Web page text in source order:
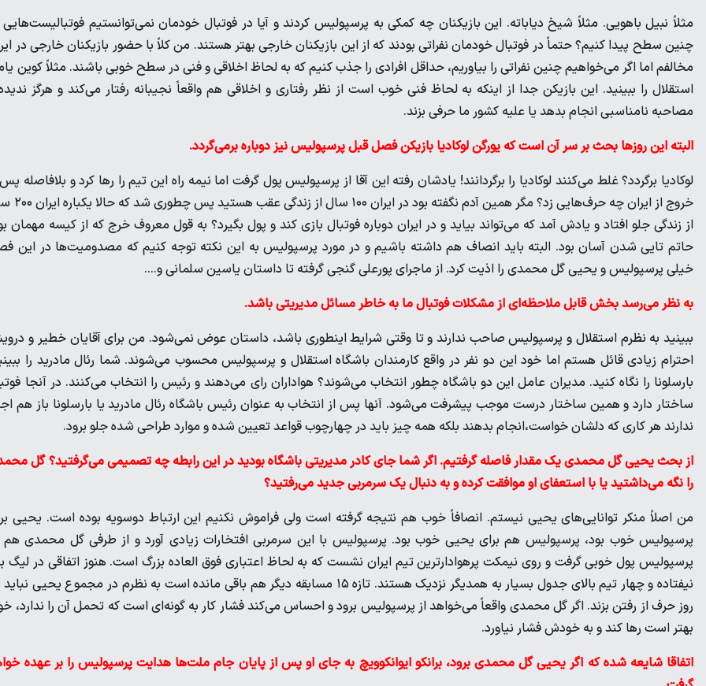
مثلاً نبیل باهویی. مثلاً شیخ دیاباته. این بازیکنان چه کمکی به پرسپولیس کردند و آیا در فوتبال خودمان نمی‌توانستیم
چنین سطح پیدا کنیم؟ حتماً در فوتبال خودمان نفراتی بودند که از این بازیکنان خارجی بهتر هستند. من کلاً با حضور بازیکنان خارجی در
مخالفم اما اگر می‌خواهیم چنین نفراتی را بیاوریم، حداقل افرادی را جذب کنیم که به لحاظ اخلاقی و فنی در سطح خوبی باشند. مثلاً کوین
استقلال را ببینید. این بازیکن جدا از اینکه به لحاظ فنی خوب است از نظر رفتاری و اخلاقی هم واقعاً نجیبانه رفتار می‌کند و هرگز
مصاحبه نامناسبی انجام بدهد یا علیه کشور ما حرفی بزند.
البته این روزها بحث بر سر آن است که یورگن لوکادیا بازیکن فصل قبل پرسپولیس نیز دوباره برمی‌گردد.
لوکادیا برگردد؟ غلط می‌کنند لوکادیا را برگردانند! یادشان رفته این آقا از پرسپولیس پول گرفت اما نیمه راه این تیم را رها کرد و بلافاصله
خروج از ایران چه حرف‌هایی زد؟ مگر
از زندگی جلو افتاد و یادش آمد که می‌تواند بیاید و در ایران دوباره فوتبال بازی کند و پول بگیرد؟ به قول معروف خرج که از کیسه مهمان
حاتم تایی شدن آسان بود. البته باید انصاف هم داشته باشیم و در مورد پرسپولیس به این نکته توجه کنیم که مصدومیت‌ها در این
خیلی پرسپولیس و یحیی گل محمدی را اذیت کرد. از ماجرای پورعلی گنجی گرفته تا داستان یاسین سلمانی و....
به نظر می‌رسد بخش قابل ملاحظه‌ای از مشکلات فوتبال ما به خاطر مسائل مدیریتی باشد.
ببینید به نظرم استقلال و پرسپولیس صاحب ندارند و تا وقتی شرایط اینطوری باشد، داستان عوض نمی‌شود. من برای آقایان خطیر و
احترام زیادی قائل هستم اما خود این دو نفر در واقع کارمندان باشگاه استقلال و پرسپولیس محسوب می‌شوند. شما رئال مادرید را
بارسلونا را نگاه کنید. مدیران عامل این دو باشگاه چطور انتخاب می‌شوند؟ هواداران رای می‌دهند و رئیس را انتخاب می‌کنند. در آنجا
ساختار دارد و همین ساختار درست موجب پیشرفت می‌شود. آنها پس از انتخاب به عنوان رئیس باشگاه رئال مادرید یا بارسلونا باز هم
ندارند هر کاری که دلشان خواست،انجام بدهند بلکه همه چیز باید در چهارچوب قواعد تعیین شده و موارد طراحی شده جلو برود.
از بحث یحیی گل محمدی یک مقدار فاصله گرفتیم. اگر شما جای کادر مدیریتی باشگاه بودید در این رابطه چه تصمیمی می‌گرفتید؟ گل
را نگه می‌داشتید یا با استعفای او موافقت کرده و به دنبال یک سرمربی جدید می‌رفتید؟
من اصلاً منکر توانایی‌های یحیی نیستم. انصافاً خوب هم نتیجه گرفته است ولی فراموش نکنیم این ارتباط دوسویه بوده است. یحیی
پرسپولیس خوب بود، پرسپولیس هم برای یحیی خوب بود. پرسپولیس با این سرمربی افتخارات زیادی آورد و از طرفی گل محمدی هم
پرسپولیس پول خوبی گرفت و روی نیمکت پرهوادارترین تیم ایران نشست که به لحاظ اعتباری فوق العاده بزرگ است. هنوز اتفاقی در لیگ
نیفتاده و چهار تیم بالای جدول بسیار به همدیگر نزدیک هستند. تازه ۱۵ مسابقه دیگر هم باقی مانده است به نظرم در مجموع یحیی
روز حرف از رفتن بزند. اگر گل محمدی واقعاً می‌خواهد از پرسپولیس برود و احساس می‌کند فشار کار به گونه‌ای است که تحمل آن را ندارد،
بهتر است رها کند و به خودش فشار نیاورد.
اتفاقا شایعه شده که اگر یحیی گل محمدی برود، برانکو ایوانکوویچ به جای او پس از پایان جام ملت‌ها هدایت پرسپولیس را بر عهده